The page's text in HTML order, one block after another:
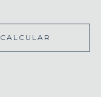
CALCULAR